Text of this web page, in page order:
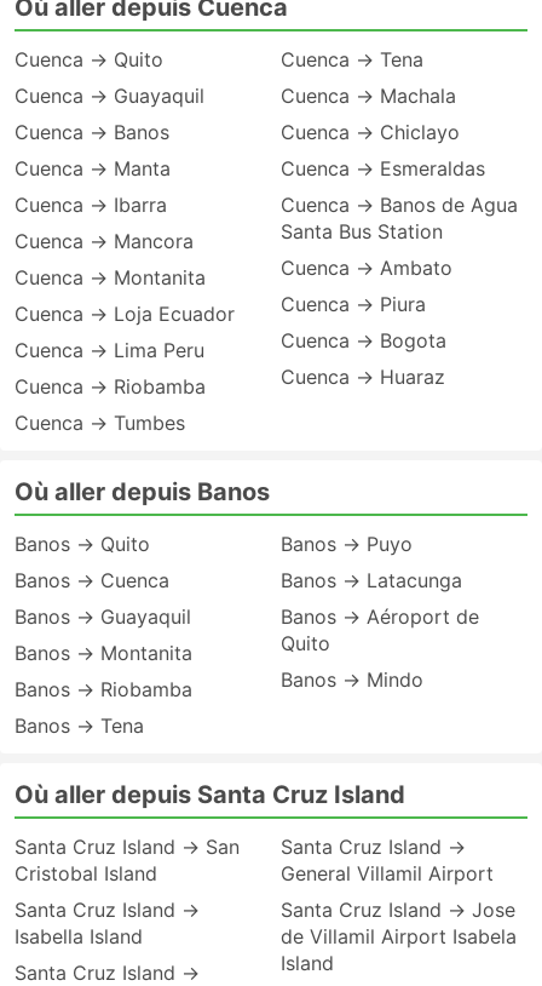
Où aller depuis Cuenca
Cuenca → Quito
Cuenca → Guayaquil
Cuenca → Banos
Cuenca → Manta
Cuenca → Ibarra
Cuenca → Mancora
Cuenca → Montanita
Cuenca → Loja Ecuador
Cuenca → Lima Peru
Cuenca → Riobamba
Cuenca → Tumbes
Cuenca → Tena
Cuenca → Machala
Cuenca → Chiclayo
Cuenca → Esmeraldas
Cuenca → Banos de Agua
Santa Bus Station
Cuenca → Ambato
Cuenca → Piura
Cuenca → Bogota
Cuenca → Huaraz
Où aller depuis Banos
Banos → Quito
Banos → Cuenca
Banos → Guayaquil
Banos → Montanita
Banos → Riobamba
Banos → Tena
Banos → Puyo
Banos → Latacunga
Banos → Aéroport de
Quito
Banos → Mindo
Où aller depuis Santa Cruz Island
Santa Cruz Island → San
Cristobal Island
Santa Cruz Island →
Isabella Island
Santa Cruz Island →
Santa Cruz Island →
General Villamil Airport
Santa Cruz Island → Jose
de Villamil Airport Isabela
Island